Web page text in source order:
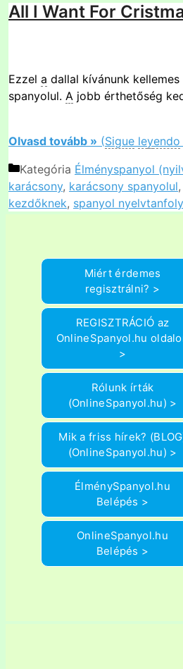
All I Want For
Ezzel a dallal kívánunk
spanyolul. A jobb érthetőség
Olvasd tovább » (Sigue leyendo
Kategória Élményspanyol
karácsony, karácsony spanyolul,
kezdőknek, spanyol
Miért érdemes
regisztrálni? >
REGISZTRÁCIÓ az
OnlineSpanyol.hu
>
Rólunk írták
(OnlineSpanyol.hu) >
Mik a friss hírek?
(OnlineSpanyol.hu) >
ÉlménySpanyol.hu
Belépés >
OnlineSpanyol.hu
Belépés >